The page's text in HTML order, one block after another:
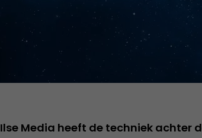
Ilse Media heeft de techniek